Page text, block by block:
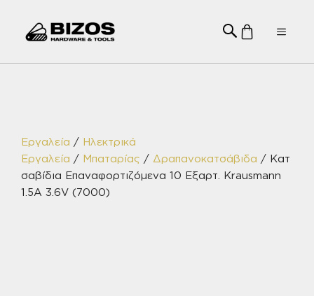
Menu
Εργαλεία / Ηλεκτρικά
Εργαλεία / Μπαταρίας / Δραπανοκατσάβιδα / Κατ
σαβίδια Επαναφορτιζόμενα 10 Εξαρτ. Krausmann
1.5A 3.6V (7000)